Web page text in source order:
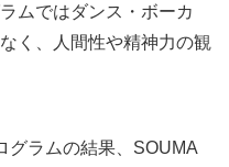
ムではダンス・ボーカ
く、人間性や精神力の観
グラムの結果、SOUMA